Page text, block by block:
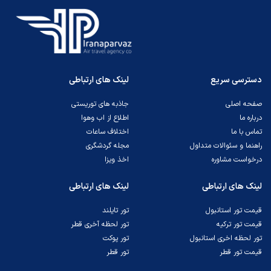
دسترسی سریع
صفحه اصلی
درباره ما
تماس با ما
راهنما و سئوالات متداول
درخواست مشاوره
لینک های ارتباطی
جاذبه های توریستی
اطلاع از اب وهوا
اختلاف ساعات
مجله گردشگری
اخذ ویزا
لینک های ارتباطی
قیمت تور استانبول
قیمت تور ترکیه
تور لحظه اخری استانبول
قیمت تور قطر
لینک های ارتباطی
تور تایلند
تور لحظه آخری قطر
تور پوکت
تور قطر